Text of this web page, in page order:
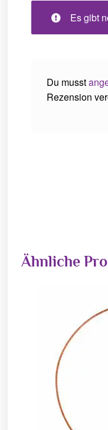
Es gibt
Du musst
Rezension
Ähnliche